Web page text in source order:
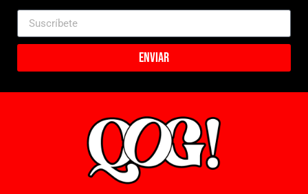
Enviar